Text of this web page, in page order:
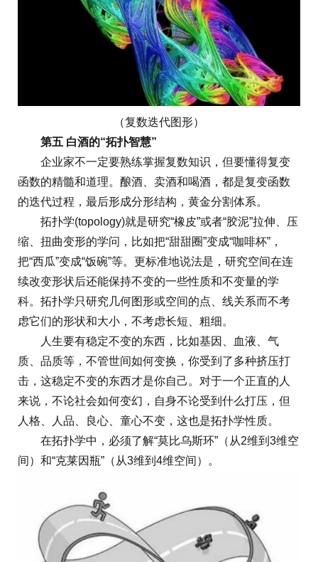
（复数迭代图形）
第五 白酒的“拓扑智慧”
企业家不一定要熟练掌握复数知识，但要懂得复变
函数的精髓和道理。酿酒、卖酒和喝酒，都是复变函数
的迭代过程，最后形成分形结构，黄金分割体系。
拓扑学(topology)就是研究“橡皮”或者“胶泥”拉伸、压
缩、扭曲变形的学问，比如把“甜甜圈”变成“咖啡杯”，
把“西瓜”变成“饭碗”等。更标准地说法是，研究空间在连
续改变形状后还能保持不变的一些性质和不变量的学
科。拓扑学只研究几何图形或空间的点、线关系而不考
虑它们的形状和大小，不考虑长短、粗细。
人生要有稳定不变的东西，比如基因、血液、气
质、品质等，不管世间如何变换，你受到了多种挤压打
击，这稳定不变的东西才是你自己。对于一个正直的人
来说，不论社会如何变幻，自身不论受到什么打压，但
人格、人品、良心、童心不变，这也是拓扑学性质。
在拓扑学中，必须了解“莫比乌斯环”（从2维到3维空
间）和“克莱因瓶”（从3维到4维空间）。